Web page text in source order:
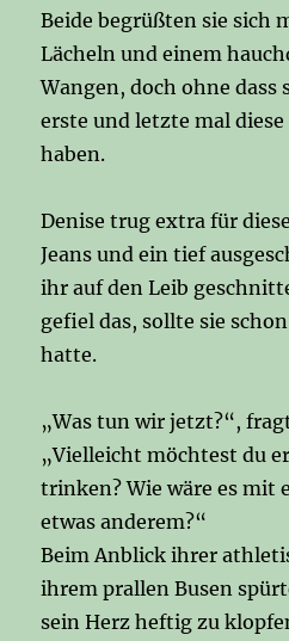
Beide begrüßten sie sich
Lächeln und einem
Wangen, doch ohne dass
erste und letzte mal
haben.
Denise trug extra für
Jeans und ein tief
ihr auf den Leib
gefiel das, sollte sie
hatte.
„Was tun wir jetzt?“,
„Vielleicht möchtest du
trinken? Wie wäre es mit
etwas anderem?“
Beim Anblick ihrer
ihrem prallen Busen
sein Herz heftig zu